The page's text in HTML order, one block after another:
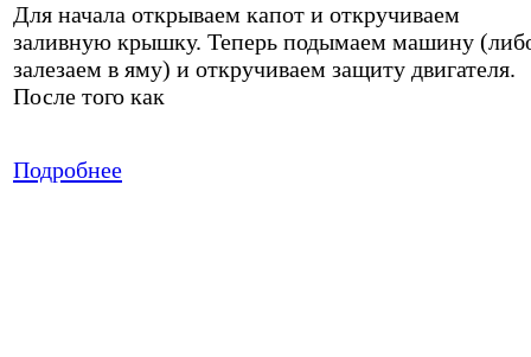
Для начала открываем капот и откручиваем
заливную крышку. Теперь подымаем машину
залезаем в яму) и откручиваем защиту двигателя.
После того как
Подробнее